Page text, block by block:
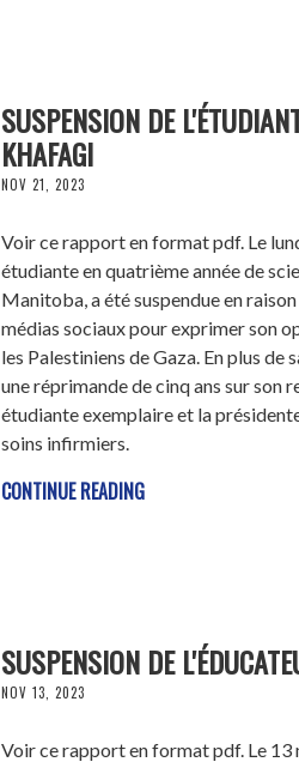
SUSPENSION DE
KHAFAGI
NOV 21, 2023
Voir ce rapport en format pdf. Le
étudiante en quatrième année de
Manitoba, a été suspendue en
médias sociaux pour exprimer son
les Palestiniens de Gaza. En plus de
une réprimande de cinq ans sur son
étudiante exemplaire et la
soins infirmiers.
CONTINUE READING
SUSPENSION DE
NOV 13, 2023
Voir ce rapport en format pdf. Le